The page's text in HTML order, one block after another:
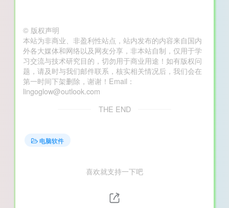
© 版权声明
本站为非商业、非盈利性站点，站内发布的内容来自国内
外各大媒体和网络以及网友分享，非本站自制，仅用于学
习交流与技术研究目的，切勿用于商业用途！如有版权问
题，请及时与我们邮件联系，核实相关情况后，我们会在
第一时间下架删除，谢谢！Email：
lingoglow@outlook.com
THE END
电脑软件
喜欢就支持一下吧